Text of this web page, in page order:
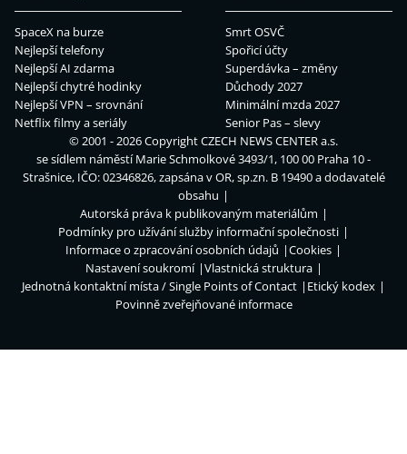
SpaceX na burze
Nejlepší telefony
Nejlepší AI zdarma
Nejlepší chytré hodinky
Nejlepší VPN – srovnání
Netflix filmy a seriály
Smrt OSVČ
Spořicí účty
Superdávka – změny
Důchody 2027
Minimální mzda 2027
Senior Pas – slevy
© 2001 - 2026 CopyrightCZECH NEWS CENTER a.s.
se sídlem náměstí Marie Schmolkové 3493/1, 100 00 Praha 10 -
Strašnice, IČO: 02346826, zapsána v OR, sp.zn. B 19490 a dodavatelé
obsahu
Autorská práva k publikovaným materiálům
Podmínky pro užívání služby informační společnosti
Informace o zpracování osobních údajů
Cookies
Nastavení soukromí
Vlastnická struktura
Jednotná kontaktní místa / Single Points of Contact
Etický kodex
Povinně zveřejňované informace